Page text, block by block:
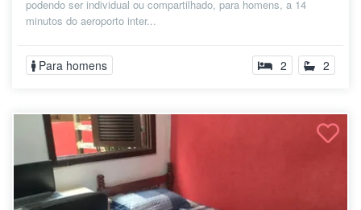
podendo ser individual ou compartilhado, para homens, a 14
minutos do aeroporto inter...
Para homens 2 2